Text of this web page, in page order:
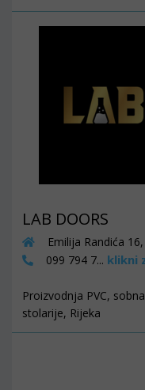
LAB DOORS
Emilija Randića
099 794 7... klikni
Proizvodnja PVC,
stolarije, Rijeka